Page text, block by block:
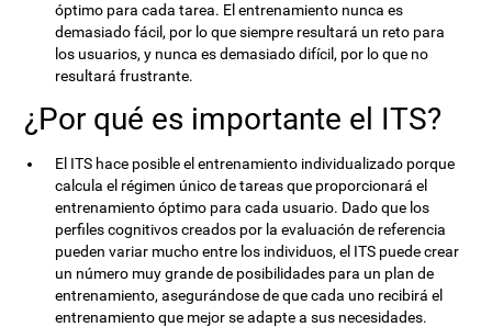
óptimo para cada tarea. El entrenamiento nunca es
demasiado fácil, por lo que siempre resultará un reto para
los usuarios, y nunca es demasiado difícil, por lo que no
resultará frustrante.
¿Por qué es importante el ITS?
El ITS hace posible el entrenamiento individualizado porque
calcula el régimen único de tareas que proporcionará el
entrenamiento óptimo para cada usuario. Dado que los
perfiles cognitivos creados por la evaluación de referencia
pueden variar mucho entre los individuos, el ITS puede crear
un número muy grande de posibilidades para un plan de
entrenamiento, asegurándose de que cada uno recibirá el
entrenamiento que mejor se adapte a sus necesidades.